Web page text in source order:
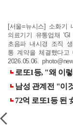
[서울=뉴시스] 소화기
의료기기 유통업채
초음파 내시경 조직
통 계약을 체결했다고
2026.05.06.